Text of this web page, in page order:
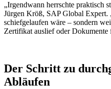
„Irgendwann herrschte praktisch
Jürgen Kröß, SAP Global
schiefgelaufen wäre – sondern
Zertifikat auslief oder Dokumente
Der Schritt zu
Abläufen